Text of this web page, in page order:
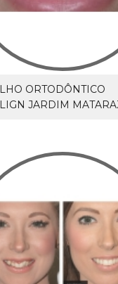
ORTODÔNTICO
JARDIM